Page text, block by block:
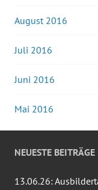
August 2016
Juli 2016
Juni 2016
Mai 2016
NEUESTE BEITRÄGE
13.06.26: